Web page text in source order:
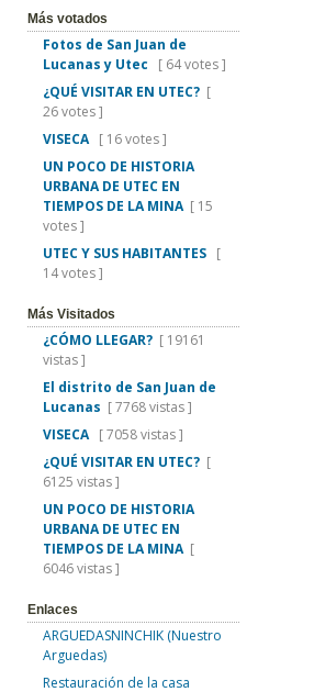
Más votados
Fotos de San Juan de
Lucanas y Utec
[ 64 votes ]
¿QUÉ VISITAR EN UTEC? [
26 votes ]
VISECA [ 16 votes ]
UN POCO DE HISTORIA
URBANA DE UTEC EN
TIEMPOS DE LA MINA[ 15
votes ]
UTEC Y SUS HABITANTES [
14 votes ]
Más Visitados
¿CÓMO LLEGAR? [ 19161
vistas ]
El distrito de San Juan de
Lucanas [ 7768 vistas ]
VISECA [ 7058 vistas ]
¿QUÉ VISITAR EN UTEC? [
6125 vistas ]
UN POCO DE HISTORIA
URBANA DE UTEC EN
TIEMPOS DE LA MINA[
6046 vistas ]
Enlaces
ARGUEDASNINCHIK (Nuestro
Arguedas)
Restauración de la casa